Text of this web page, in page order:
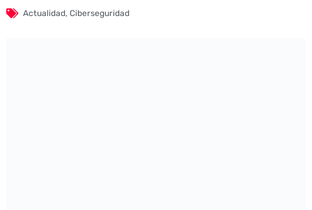
Actualidad, Ciberseguridad